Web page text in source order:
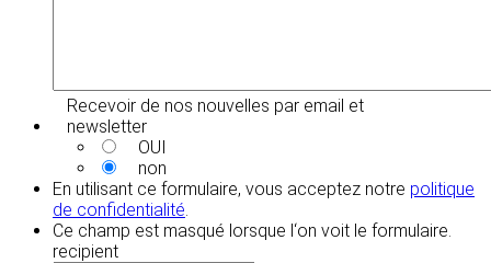
Recevoir de nos nouvelles par email et
newsletter
OUI
non
En utilisant ce formulaire, vous acceptez notre politique
de confidentialité.
Ce champ est masqué lorsque l‘on voit le formulaire.
recipient